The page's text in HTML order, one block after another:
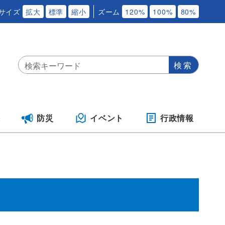
イズ 拡大 標準 縮小 ズーム 120% 100% 80%
防災 イベント 行政情報